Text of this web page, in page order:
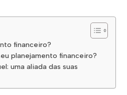
financeiro?
planejamento financeiro?
uma aliada das suas